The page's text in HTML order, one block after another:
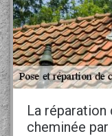
La réparation
cheminée